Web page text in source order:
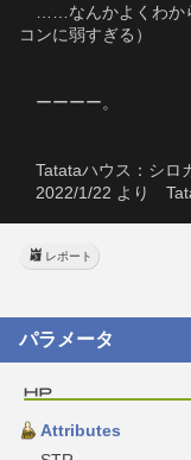
……なんかよくわか
コンに弱すぎる）
ーーーー。
Tatataハウス：シロ
2022/1/22 より　
レポート
パラメータ
Attributes